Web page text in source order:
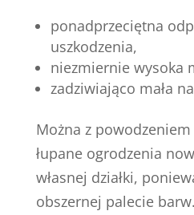
ponadprzeciętna
uszkodzenia,
niezmiernie wysoka
zadziwiająco mała
Można z
łupane ogrodzenia
własnej działki,
obszernej palecie